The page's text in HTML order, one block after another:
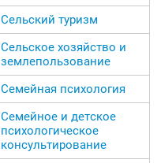
Сельский туризм
Сельское хозяйство и
землепользование
Семейная психология
Семейное и детское
психологическое
консультирование